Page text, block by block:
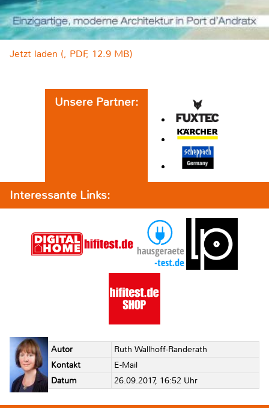
Jetzt laden (, PDF, 12.9 MB)
Unsere Partner:
Interessante Links:
Autor
Ruth Wallhoff-Randerath
Kontakt
E-Mail
Datum
26.09.2017, 16:52 Uhr